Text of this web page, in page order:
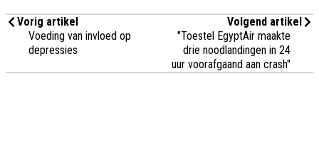
Vorig artikel
Voeding van invloed op
depressies
Volgend artikel
"Toestel EgyptAir maakte
drie noodlandingen in 24
uur voorafgaand aan crash"